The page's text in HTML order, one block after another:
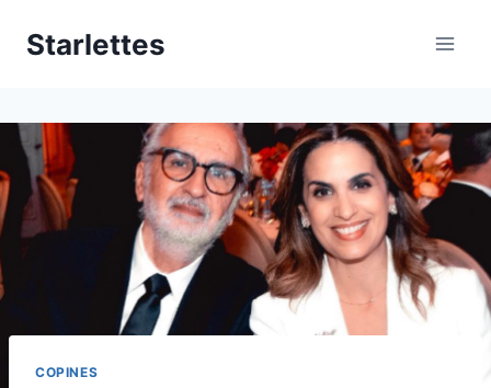
Starlettes
COPINES